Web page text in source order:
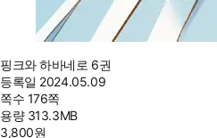
핑크와 하바네로 6권
등록일 2024.05.09
쪽수 176쪽
용량 313.3MB
3,800원